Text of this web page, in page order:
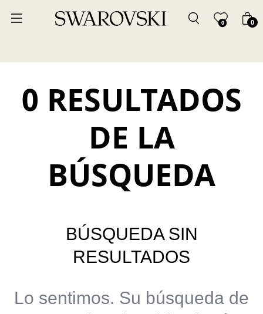
0 0
0 RESULTADOS
DE LA
BÚSQUEDA
BÚSQUEDA SIN
RESULTADOS
Lo sentimos. Su búsqueda de